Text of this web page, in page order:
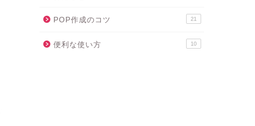
POP作成のコツ 21
便利な使い方 10